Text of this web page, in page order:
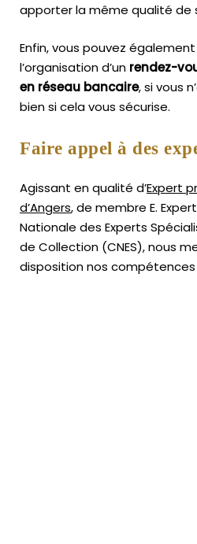
apporter la même qualité de
Enfin, vous pouvez
l’organisation d’un rendez-
en réseau bancaire, si vous
bien si cela vous sécurise.
Faire appel à des
Agissant en qualité d’Expert
d’Angers, de membre E. Expert
Nationale des Experts
de Collection (CNES),nous
disposition nos compétences